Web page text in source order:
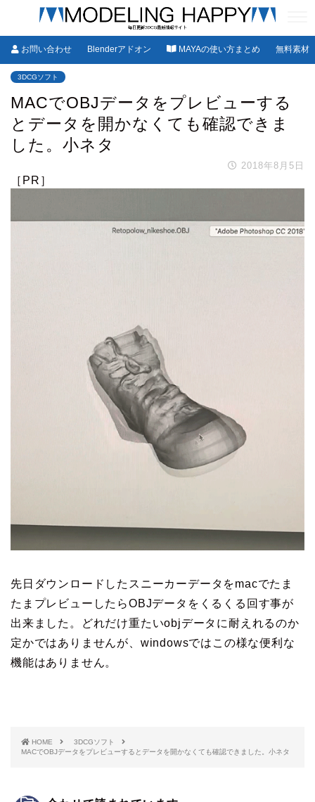
お問い合わせ Blenderアドオン MAYAの使い方まとめ 無料素材
3DCGソフト
MACでOBJデータをプレビューする
とデータを開かなくても確認できま
した。小ネタ
2018年8月5日
［PR］
先日ダウンロードしたスニーカーデータをmacでたま
たまプレビューしたらOBJデータをくるくる回す事が
出来ました。どれだけ重たいobjデータに耐えれるのか
定かではありませんが、windowsではこの様な便利な
機能はありません。
HOME
3DCGソフト
MACでOBJデータをプレビューするとデータを開かなくても確認できました。小ネタ